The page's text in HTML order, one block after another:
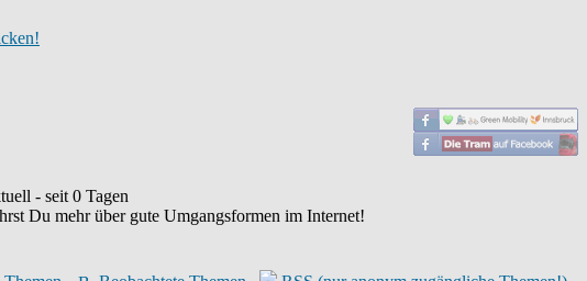
- seit 0 Tagen
Du mehr über gute Umgangsformen im Internet!